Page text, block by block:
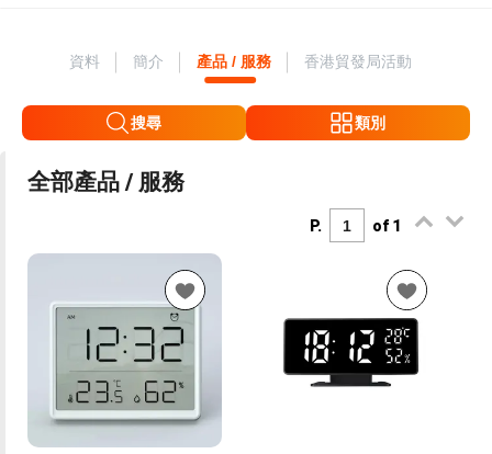
資料 簡介 產品 / 服務 香港貿發局活動
搜尋 類別
全部產品 / 服務
P. of 1